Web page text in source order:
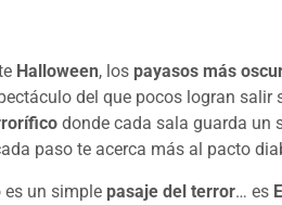
Halloween, los payasos más
del que pocos logran salir
donde cada sala guarda un
paso te acerca más al pacto
es un simple pasaje del terror… es